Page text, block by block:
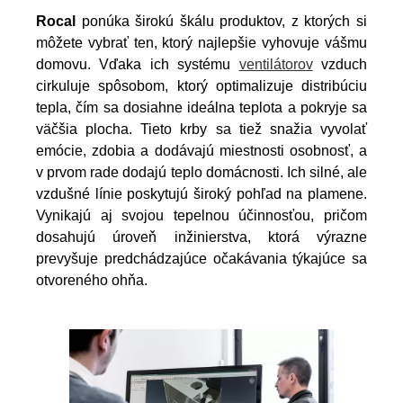
Rocal
ponúka širokú škálu produktov, z ktorých si
môžete vybrať ten, ktorý najlepšie vyhovuje vášmu
domovu. Vďaka ich systému ventilátorovvzduch
cirkuluje spôsobom, ktorý optimalizuje distribúciu
tepla, čím sa dosiahne ideálna teplota a pokryje sa
väčšia plocha. Tieto krby sa tiež snažia vyvolať
emócie, zdobia a dodávajú miestnosti osobnosť, a
v prvom rade dodajú teplo domácnosti. Ich silné, ale
vzdušné línie poskytujú široký pohľad na plamene.
Vynikajú aj svojou tepelnou účinnosťou, pričom
dosahujú úroveň inžinierstva, ktorá výrazne
prevyšuje predchádzajúce očakávania týkajúce sa
otvoreného ohňa.